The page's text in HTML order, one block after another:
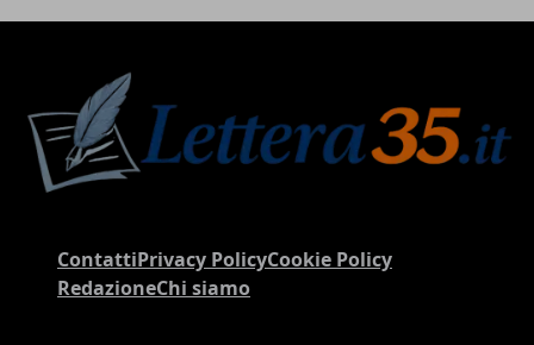
ContattiPrivacy PolicyCookie Policy
RedazioneChi siamo